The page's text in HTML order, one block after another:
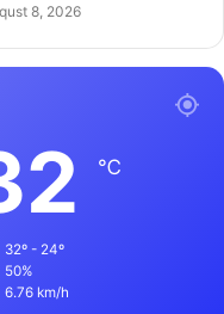
8, 2026
℃
32º - 24º
50%
6.76 km/h